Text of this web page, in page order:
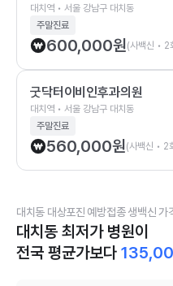
대치역 • 서울 강남구 대치동
주말진료
600,000원(사백신 • 2
굿닥터이비인후과의원
대치역 • 서울 강남구 대치동
주말진료
560,000원(사백신 • 2
대치동 대상포진 예방접종 생백신 가
대치동 최저가 병원이
전국 평균가보다